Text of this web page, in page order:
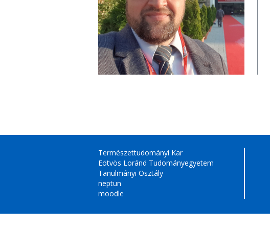
Természettudományi Kar
Eötvös Loránd Tudományegyetem
Tanulmányi Osztály
neptun
moodle